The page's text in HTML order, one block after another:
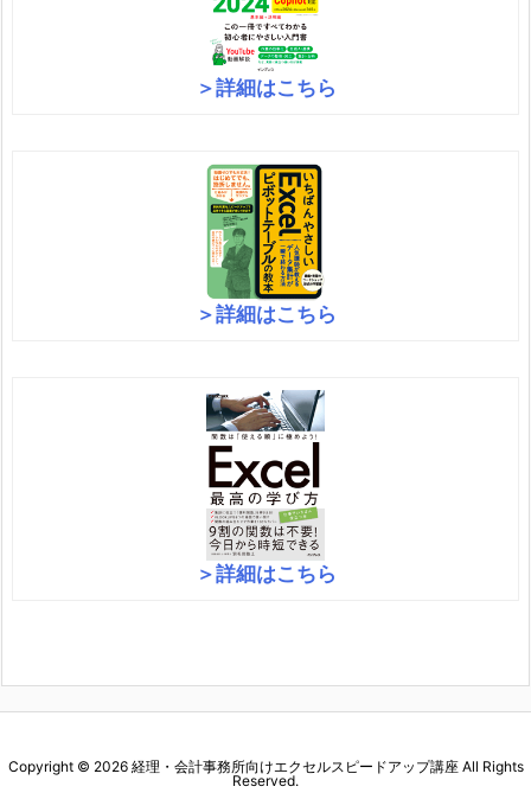
＞詳細はこちら
＞詳細はこちら
＞詳細はこちら
Copyright © 2026 経理・会計事務所向けエクセルスピードアップ講座All Rights
Reserved.